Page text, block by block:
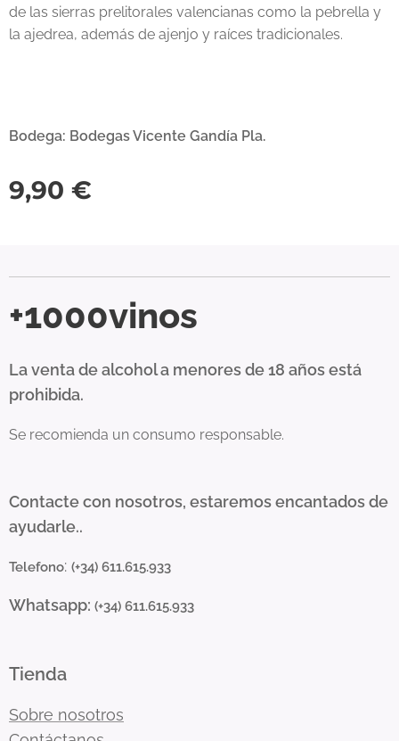
de las sierras prelitorales valencianas como la pebrella y
la ajedrea, además de ajenjo y raíces tradicionales.
Bodega: Bodegas Vicente Gandía Pla.
9,90 €
+1000vinos
La venta de alcohol a menores de 18 años está
prohibida.
Se recomienda un consumo responsable.
Contacte con nosotros, estaremos encantados de
ayudarle..
Telefono: (+34) 611.615.933
Whatsapp: (+34) 611.615.933
Tienda
Sobre nosotros